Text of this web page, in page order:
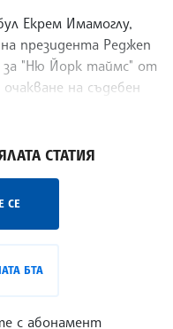
Екрем Имамоглу,
президента Реджеп
за "Ню Йорк таймс" от
на съдебен
СТАТИЯ
СЕ
БТА
с абонамент